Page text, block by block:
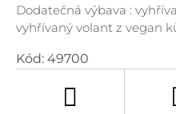
Dodatečná výbava :
vyhřívaný volant z vegan
Kód: 49700